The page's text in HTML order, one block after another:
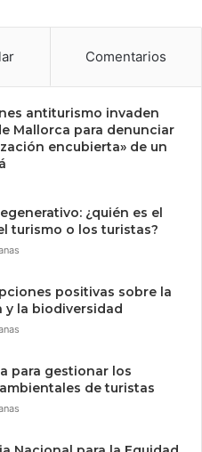
Comentarios
antiturismo invaden
Mallorca para denunciar
encubierta» de un
¿quién es el
turismo o los turistas?
positivas sobre la
y la biodiversidad
para gestionar los
de turistas